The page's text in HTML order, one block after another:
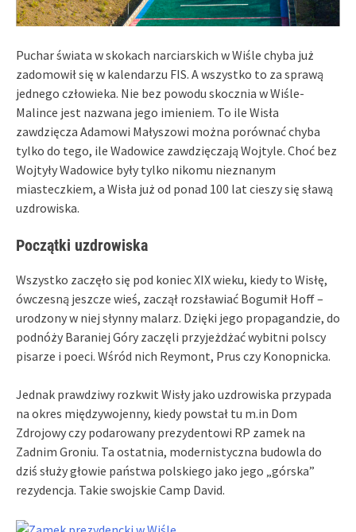
Puchar świata w skokach narciarskich w Wiśle chyba już
zadomowił się w kalendarzu FIS. A wszystko to za sprawą
jednego człowieka. Nie bez powodu skocznia w Wiśle-
Malince jest nazwana jego imieniem. To ile Wisła
zawdzięcza Adamowi Małyszowi można porównać chyba
tylko do tego, ile Wadowice zawdzięczają Wojtyle. Choć bez
Wojtyły Wadowice były tylko nikomu nieznanym
miasteczkiem, a Wisła już od ponad 100 lat cieszy się sławą
uzdrowiska.
Początki uzdrowiska
Wszystko zaczęło się pod koniec XIX wieku, kiedy to Wisłę,
ówczesną jeszcze wieś, zaczął rozsławiać Bogumił Hoff –
urodzony w niej słynny malarz. Dzięki jego propagandzie, do
podnóży Baraniej Góry zaczęli przyjeżdżać wybitni polscy
pisarze i poeci. Wśród nich Reymont, Prus czy Konopnicka.
Jednak prawdziwy rozkwit Wisły jako uzdrowiska przypada
na okres międzywojenny, kiedy powstał tu m.in Dom
Zdrojowy czy podarowany prezydentowi RP zamek na
Zadnim Groniu. Ta ostatnia, modernistyczna budowla do
dziś służy głowie państwa polskiego jako jego „górska”
rezydencja. Takie swojskie Camp David.